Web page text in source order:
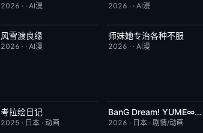
2026 · · AI漫 2026 · ·AI漫
完结
风雪渡良缘
2026 · · AI漫
完结
师妹她专治各种不服
2026 · ·AI漫
更新至第43集
考拉绘日记
2025 · 日本· 动画
更新至第08集 7.0BanG Dream! YUME∞MITA
2026 · 日本 ·剧情/动画